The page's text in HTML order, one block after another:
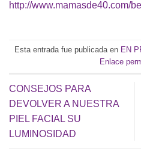
http://www.mamasde40.com/
Esta entrada fue publicada en EN
Enlace
CONSEJOS PARA
DEVOLVER A NUESTRA
PIEL FACIAL SU
LUMINOSIDAD